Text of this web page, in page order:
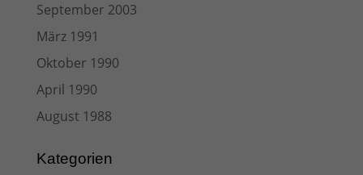
September 2003
März 1991
Oktober 1990
April 1990
August 1988
Kategorien